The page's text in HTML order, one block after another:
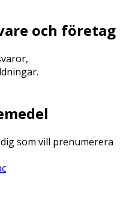
och företag
som vill prenumerera